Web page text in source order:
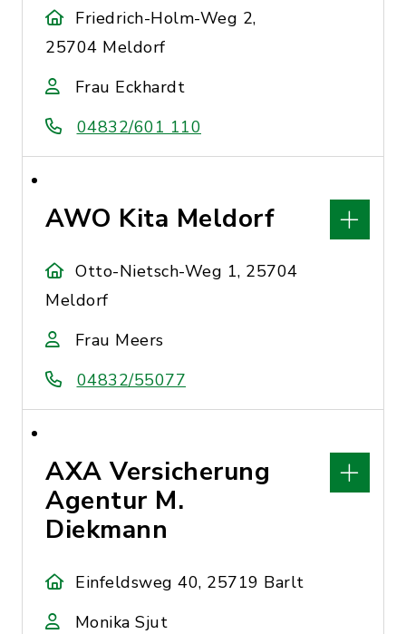
Friedrich-Holm-Weg 2,
25704 Meldorf
Frau Eckhardt
04832/601 110
AWO Kita Meldorf
Otto-Nietsch-Weg 1, 25704
Meldorf
Frau Meers
04832/55077
AXA Versicherung
Agentur M.
Diekmann
Einfeldsweg 40, 25719 Barlt
Monika Sjut